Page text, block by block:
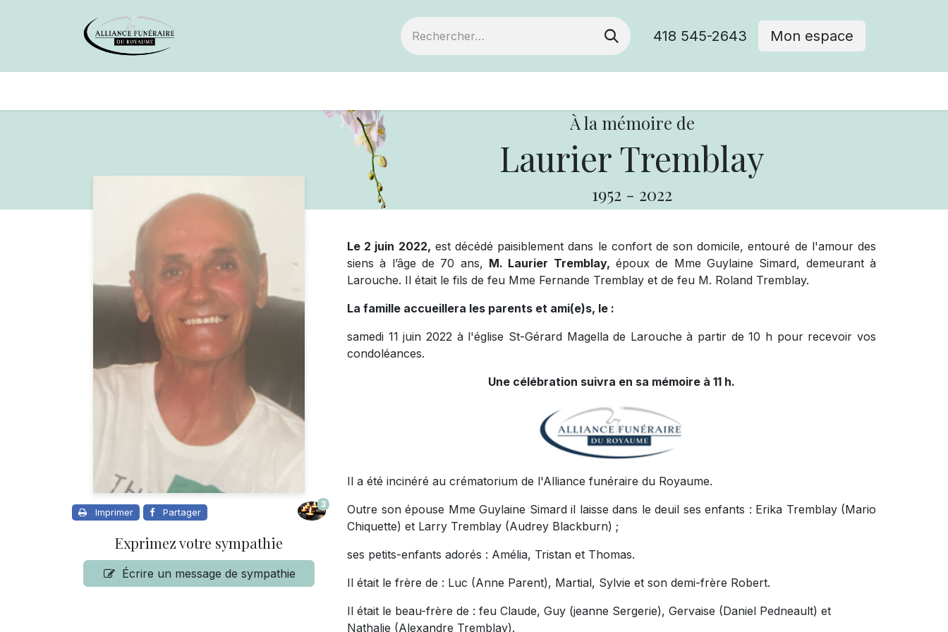
418 545-2643 Mon espace
À la mémoire de
Laurier Tremblay
1952 - 2022
Imprimer Partager
3
Exprimez votre sympathie
Écrire un message de sympathie
Le 2 juin 2022, est décédé paisiblement dans le confort de son domicile, entouré de l'amour des
siens à l’âge de 70 ans, M. Laurier Tremblay, époux de Mme Guylaine Simard, demeurant à
Larouche. Il était le fils de feu Mme Fernande Tremblay et de feu M. Roland Tremblay.
La famille accueillera les parents et ami(e)s, le :
samedi 11 juin 2022 à l'église St-Gérard Magella de Larouche à partir de 10 h pour recevoir vos
condoléances.
Une célébration suivra en sa mémoire à 11 h.
Il a été incinéré au crématorium de l'Alliance funéraire du Royaume.
Outre son épouse Mme Guylaine Simard il laisse dans le deuil ses enfants : Erika Tremblay (Mario
Chiquette) et Larry Tremblay (Audrey Blackburn) ;
ses petits-enfants adorés : Amélia, Tristan et Thomas.
Il était le frère de : Luc (Anne Parent), Martial, Sylvie et son demi-frère Robert.
Il était le beau-frère de : feu Claude, Guy (jeanne Sergerie), Gervaise (Daniel Pedneault) et
Nathalie (Alexandre Tremblay).